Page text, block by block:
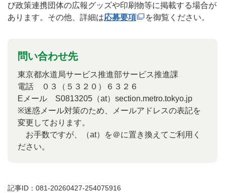
び政策連携団体の広報グッズや印刷物等に掲載する場合が
あります。その他、詳細は応募要項 を御覧ください。
問い合わせ先
東京都水道局サービス推進部サービス推進課
電話 ０３（５３２０）６３２６
Eメール S0813205（at）section.metro.tokyo.jp
※迷惑メール対策のため、メールアドレスの表記を
変更しております。
お手数ですが、（at）を＠に置き換えてご利用く
ださい。
記事ID：081-20260427-254075916